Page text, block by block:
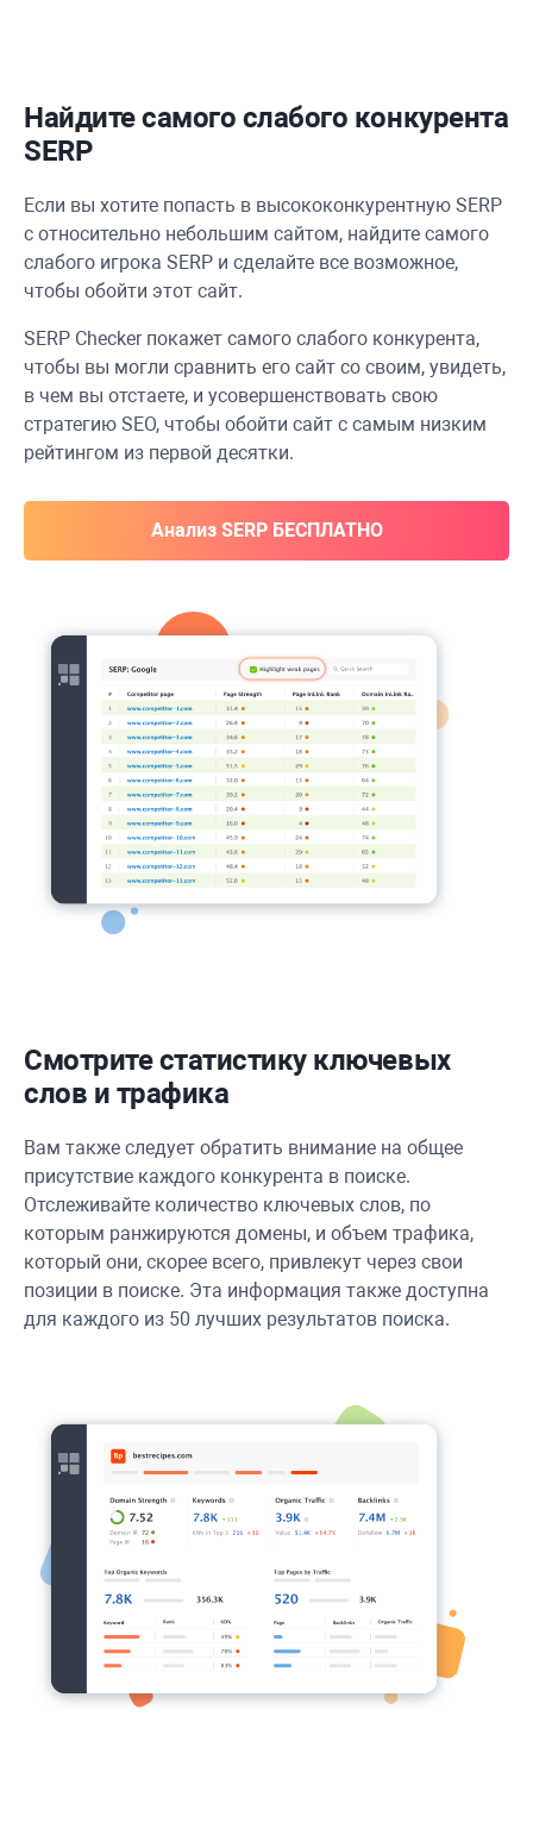
Найдите самого слабого конкурента
SERP
Если вы хотите попасть в высококонкурентную SERP
с относительно небольшим сайтом, найдите самого
слабого игрока SERP и сделайте все возможное,
чтобы обойти этот сайт.
SERP Checker покажет самого слабого конкурента,
чтобы вы могли сравнить его сайт со своим, увидеть,
в чем вы отстаете, и усовершенствовать свою
стратегию SEO, чтобы обойти сайт с самым низким
рейтингом из первой десятки.
Анализ SERP БЕСПЛАТНО
Смотрите статистику ключевых
слов и трафика
Вам также следует обратить внимание на общее
присутствие каждого конкурента в поиске.
Отслеживайте количество ключевых слов, по
которым ранжируются домены, и объем трафика,
который они, скорее всего, привлекут через свои
позиции в поиске. Эта информация также доступна
для каждого из 50 лучших результатов поиска.